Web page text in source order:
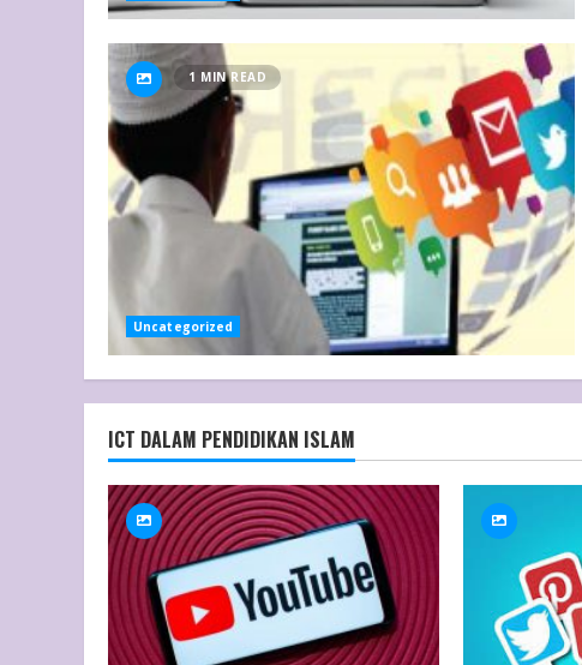
1 MIN READ
Uncategorized
ICT DALAM PENDIDIKAN ISLAM